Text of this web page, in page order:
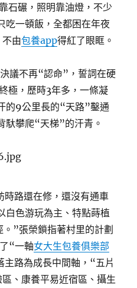
石碾，照明靠油燈，不少
吃一頓飯，全都困在年夜
不由包養app得紅了眼眶。
議不再“認命”，誓詞在硬
極，歷時3年多，一條凝
的9公里長的“天路”鑿通
馱攀爬“天梯”的汗青。
路還在修，還沒有通車
白色游玩為主、特點蒔植
。”張榮鎖指著村里的計劃
“一軸女大生包養俱樂部
路為成長中間軸，“五片
區、康養平易近宿區、攝生